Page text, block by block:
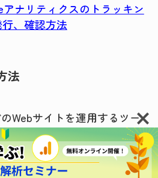
アナリティクスのトラッキン
、確認方法
法
Webサイトを運用するツー
違います。そのため、まず
るツールの公式ヘルプから
ださい。